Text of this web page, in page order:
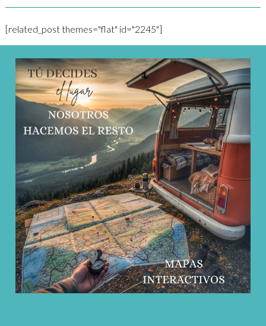
[related_post themes="flat" id="2245"]